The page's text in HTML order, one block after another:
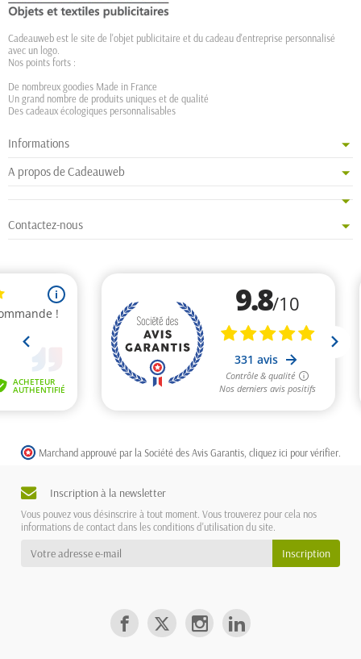
Cadeauweb est le site de l'objet publicitaire et du cadeau d'entreprise personnalisé
avec un logo.
Nos points forts :
De nombreux goodies Made in France
Un grand nombre de produits uniques et de qualité
Des cadeaux écologiques personnalisables
Informations
A propos de Cadeauweb
Contactez-nous
Marchand approuvé par la Société des Avis Garantis, cliquez ici pour vérifier
Inscription à la newsletter
Vous pouvez vous désinscrire à tout moment. Vous trouverez pour cela nos
informations de contact dans les conditions d'utilisation du site.